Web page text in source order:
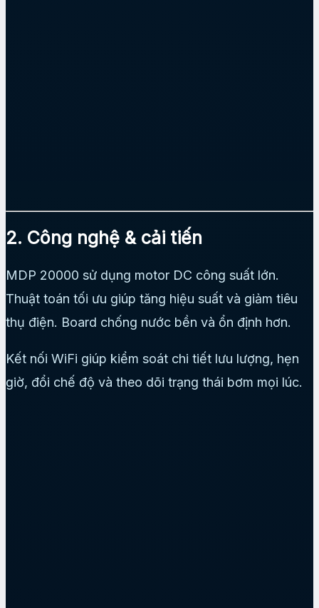
2. Công nghệ & cải tiến
MDP 20000 sử dụng motor DC công suất lớn.
Thuật toán tối ưu giúp tăng hiệu suất và giảm tiêu
thụ điện. Board chống nước bền và ổn định hơn.
Kết nối WiFi giúp kiểm soát chi tiết lưu lượng, hẹn
giờ, đổi chế độ và theo dõi trạng thái bơm mọi lúc.